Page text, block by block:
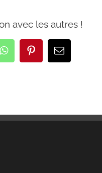
avec les autres !
WhatsAppPinterestEmail